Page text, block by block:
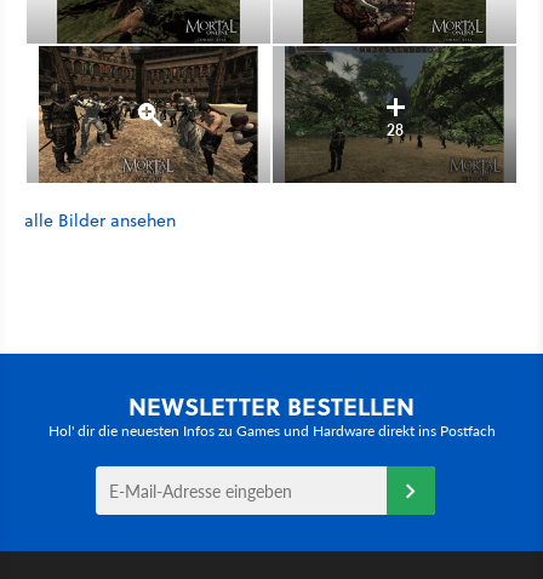
28
alle Bilder ansehen
NEWSLETTER BESTELLEN
Hol' dir die neuesten Infos zu Games und Hardware direkt ins Postfach